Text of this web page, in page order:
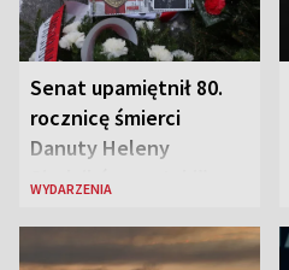
Senat upamiętnił 80.
rocznicę śmierci
Danuty Heleny
Siedzikówny „Inki”
WYDARZENIA